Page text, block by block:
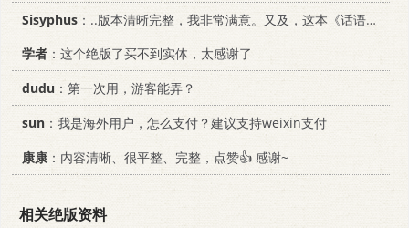
Sisyphus ：..版本清晰完整，我非常满意。又及，这本《话语的真相》...
学者 ：这个绝版了买不到实体，太感谢了
dudu ：第一次用，游客能弄？
sun ：我是海外用户，怎么支付？建议支持weixin支付
康康 ：内容清晰、很平整、完整，点赞👍 感谢~
相关绝版资料